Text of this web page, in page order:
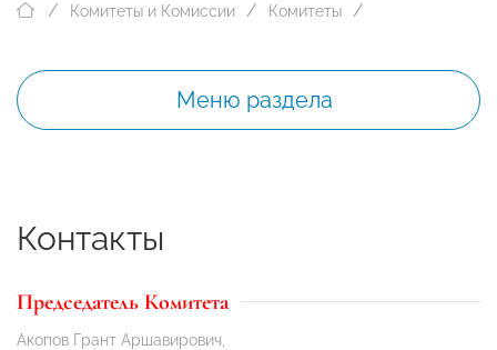
Комитеты и Комиссии Комитеты
Меню раздела
Контакты
Председатель Комитета
Акопов Грант Аршавирович,